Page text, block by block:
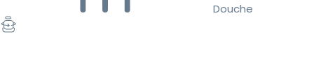
Douche